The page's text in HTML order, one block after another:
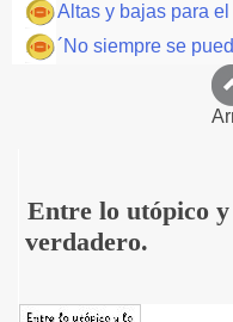
Altas y bajas para el
´No siempre se
Entre lo utópico
verdadero.